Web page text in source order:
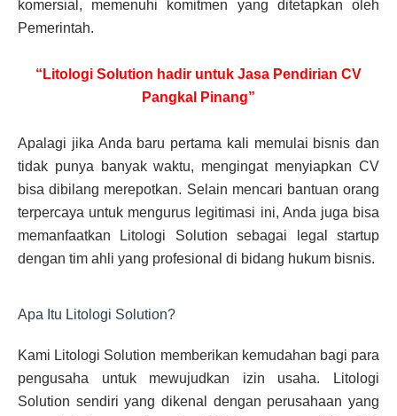
komersial, memenuhi komitmen yang ditetapkan oleh
Pemerintah.
“Litologi Solution hadir untuk Jasa Pendirian CV
Pangkal Pinang”
Apalagi jika Anda baru pertama kali memulai bisnis dan
tidak punya banyak waktu, mengingat menyiapkan CV
bisa dibilang merepotkan. Selain mencari bantuan orang
terpercaya untuk mengurus legitimasi ini, Anda juga bisa
memanfaatkan Litologi Solution sebagai legal startup
dengan tim ahli yang profesional di bidang hukum bisnis.
Apa Itu Litologi Solution?
Kami Litologi Solution memberikan kemudahan bagi para
pengusaha untuk mewujudkan izin usaha. Litologi
Solution sendiri yang dikenal dengan perusahaan yang